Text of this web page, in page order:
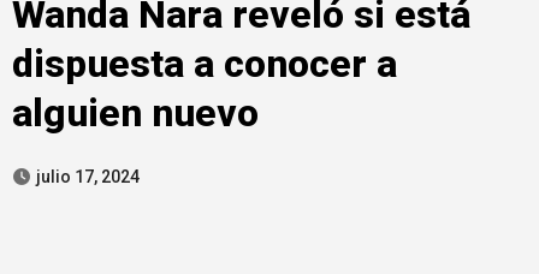
Wanda Nara reveló si está
dispuesta a conocer a
alguien nuevo
julio 17, 2024